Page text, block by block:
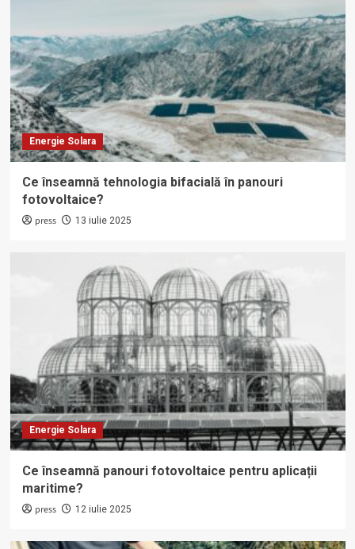
Energie Solara
Ce înseamnă tehnologia bifacială în panouri
fotovoltaice?
press 13 iulie 2025
Energie Solara
Ce înseamnă panouri fotovoltaice pentru aplicații
maritime?
press 12 iulie 2025